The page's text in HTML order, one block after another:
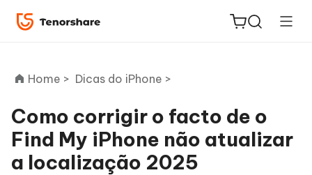
ReiBoot
for iOS
Home > Dicas do iPhone >
Como corrigir o facto de o
Find My iPhone não atualizar
a localização 2025